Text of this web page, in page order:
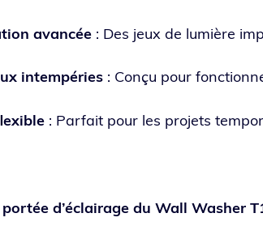
avan­cée : Des jeux de lumière
intem­pé­ries : Conçu pour
: Parfait pour les pro­jets
d’éclairage du Wall Washer